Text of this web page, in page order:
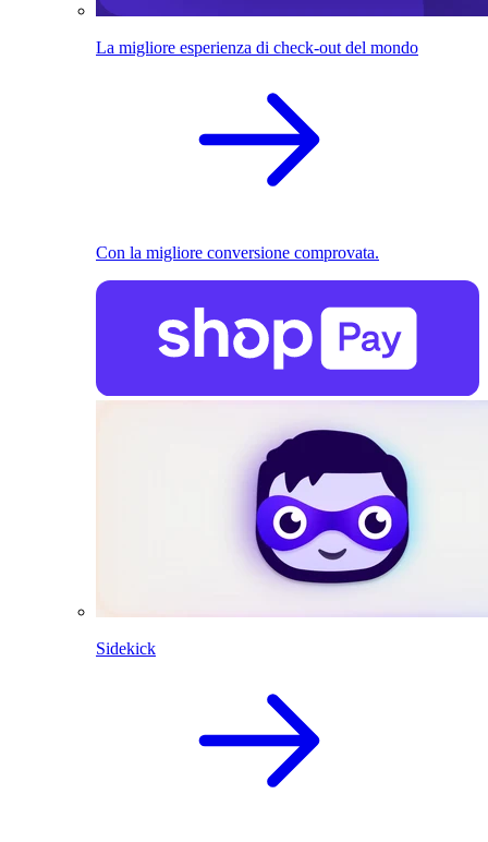
La migliore esperienza di check-out del mondo
Con la migliore conversione comprovata.
Sidekick